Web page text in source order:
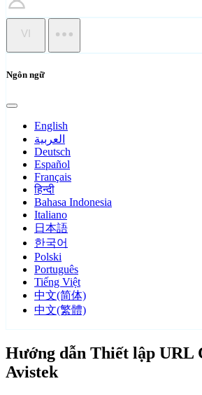
VI
Ngôn ngữ
English
العربية
Deutsch
Español
Français
हिन्दी
Bahasa Indonesia
Italiano
日本語
한국어
Polski
Português
Tiếng Việt
中文(简体)
中文(繁體)
Hướng dẫn Thiết lập URL
Avistek